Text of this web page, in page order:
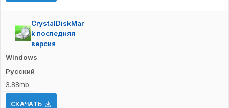
CrystalDiskMar
k последняя
версия
Windows
Русский
3.88mb
СКАЧАТЬ